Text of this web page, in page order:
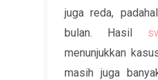
juga reda,
bulan. Hasil
menunjukkan
masih juga